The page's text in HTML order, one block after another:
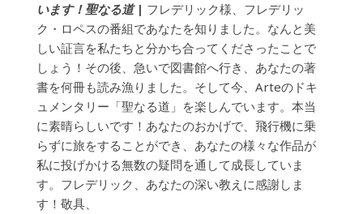
います！聖なる道| フレデリック様、フレデリッ
ク・ロペスの番組であなたを知りました。なんと美
しい証言を私たちと分かち合ってくださったことで
しょう！その後、急いで図書館へ行き、あなたの著
書を何冊も読み漁りました。そして今、Arteのドキ
ュメンタリー「聖なる道」を楽しんでいます。本当
に素晴らしいです！あなたのおかげで、飛行機に乗
らずに旅をすることができ、あなたの様々な作品が
私に投げかける無数の疑問を通して成長していま
す。フレデリック、あなたの深い教えに感謝しま
す！敬具、